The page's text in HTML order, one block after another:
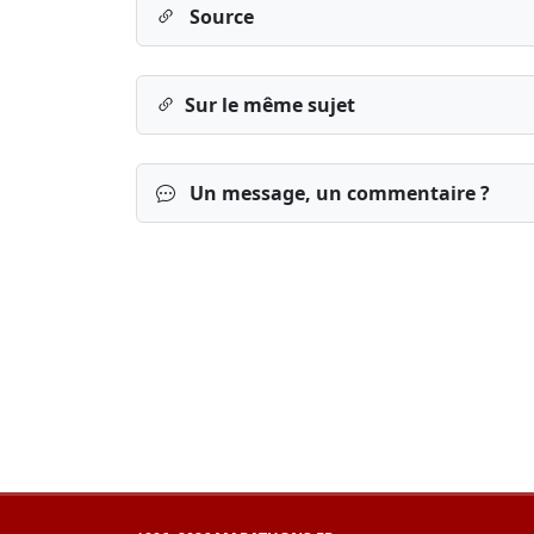
Source
Sur le même sujet
Un message, un commentaire ?